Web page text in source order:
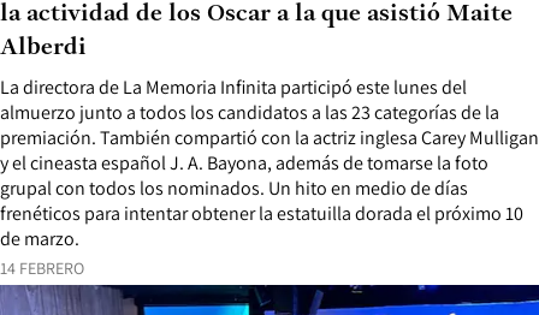
14 FEBRERO
La directora de La Memoria Infinita participó este lunes del
almuerzo junto a todos los candidatos a las 23 categorías de la
premiación. También compartió con la actriz inglesa Carey Mulligan
y el cineasta español J. A. Bayona, además de tomarse la foto
grupal con todos los nominados. Un hito en medio de días
frenéticos para intentar obtener la estatuilla dorada el próximo 10
de marzo.
la actividad de los Oscar a la que asistió Maite
Alberdi